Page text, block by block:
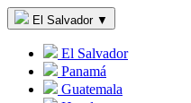
El Salvador ▼
El Salvador
Panamá
Guatemala